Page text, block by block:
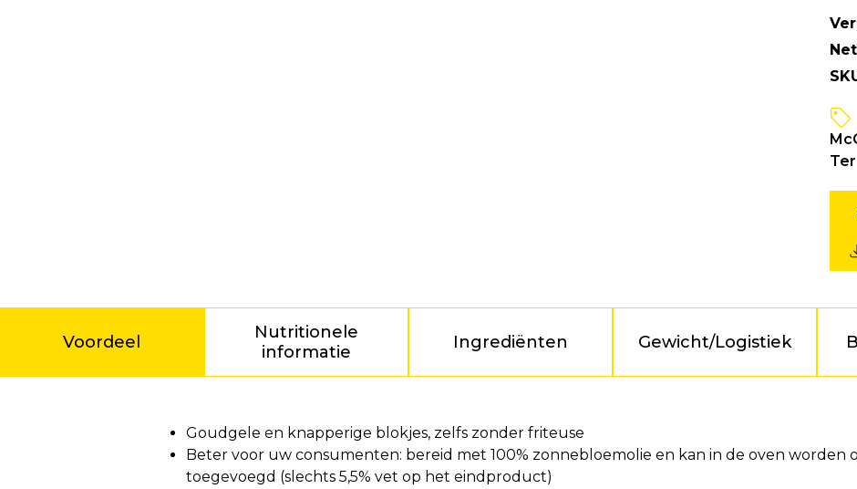
Voordeel
Nutritionele
informatie
Ingrediënten Gewicht/Logistiek
Goudgele en knapperige blokjes, zelfs zonder friteuse
Beter voor uw consumenten: bereid met 100% zonnebloemolie en kan in de oven worden
toegevoegd (slechts 5,5% vet op het eindproduct)